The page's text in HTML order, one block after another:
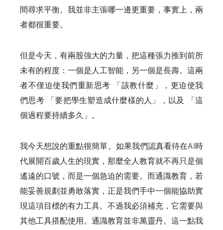
間尋求平衡。我並非主張哪一邊更重要，事實上，兩
者都很重要。
但是今天，有兩股強大的力量，把這種張力推到前所
未有的程度：一個是人工智能，另一個是長壽。這兩
者不僅迫使我們重新思考 「該教什麼」，更迫使我
們思考 「要把學生塑造成什麼樣的人」，以及 「這
個過程要持續多久」。
我今天想說的重點很簡單。如果我們認真看待在AI時
代展開百歲人生的現實，那麼全人教育就不再只是個
遙遠的口號，而是一個急迫的需要。而通識教育，若
能妥善規劃並勇敢落實，正是我們手中一個能協助實
現這項目標的有力工具。不過我必須補充，它需要與
其他工具搭配使用。通識教育並非萬靈丹。這一點我